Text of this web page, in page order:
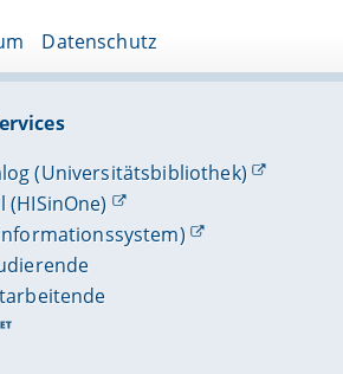
Datenschutz
(Universitätsbibliothek)